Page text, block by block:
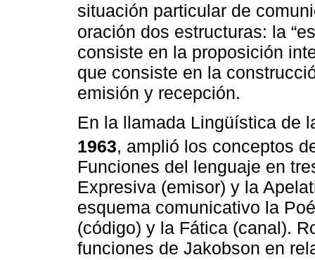
situación particular de
oración dos estructuras: la
consiste en la proposición
que consiste en la
emisión y recepción.
En la llamada Lingüística de
1963, amplió los conceptos
Funciones del lenguaje en
Expresiva (emisor) y la
esquema comunicativo la
(código) y la Fática (canal).
funciones de Jakobson en